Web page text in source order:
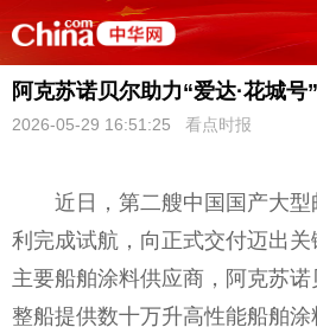
阿克苏诺贝尔助力“爱达·花城号
2026-05-29 16:51:25 看点时报
近日，第二艘中国国产大型
利完成试航，向正式交付迈出
主要船舶涂料供应商，阿克苏
整船提供数十万升高性能船舶